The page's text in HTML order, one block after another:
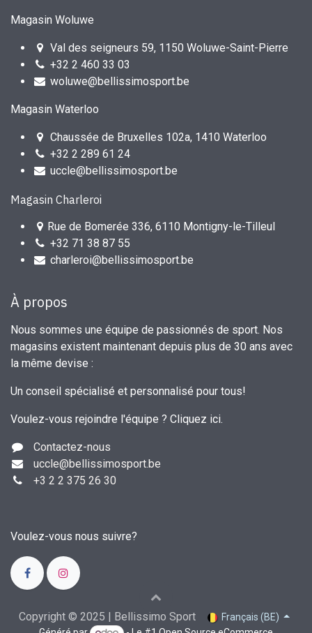
Magasin Woluwe
Val des seigneurs 59, 1150 Woluwe-Saint-Pierre
+32 2 460 33 03
woluwe@bellissimosport.be
Magasin Waterloo
Chaussée de Bruxelles 102a, 1410 Waterloo
+32 2 289 61 24
uccle@bellissimosport.be
Magasin Charleroi
Rue de Bomerée 336, 6110 Montigny-le-Tilleul
+32 71 38 87 55
charleroi@bellissimosport.be
À propos
Nous sommes une équipe de passionnés de sport. Nos
magasins existent maintenant depuis plus de 30 ans avec
la même devise :
Un conseil spécialisé et personnalisé pour tous!
Voulez-vous rejoindre l'équipe ? Cliquez ici.
Contactez-nous
uccle@bellissimosport.be
+3 2 2 375 26 30
Voulez-vous nous suivre?
Copyright © 2025 | Bellissimo Sport
Français (BE)